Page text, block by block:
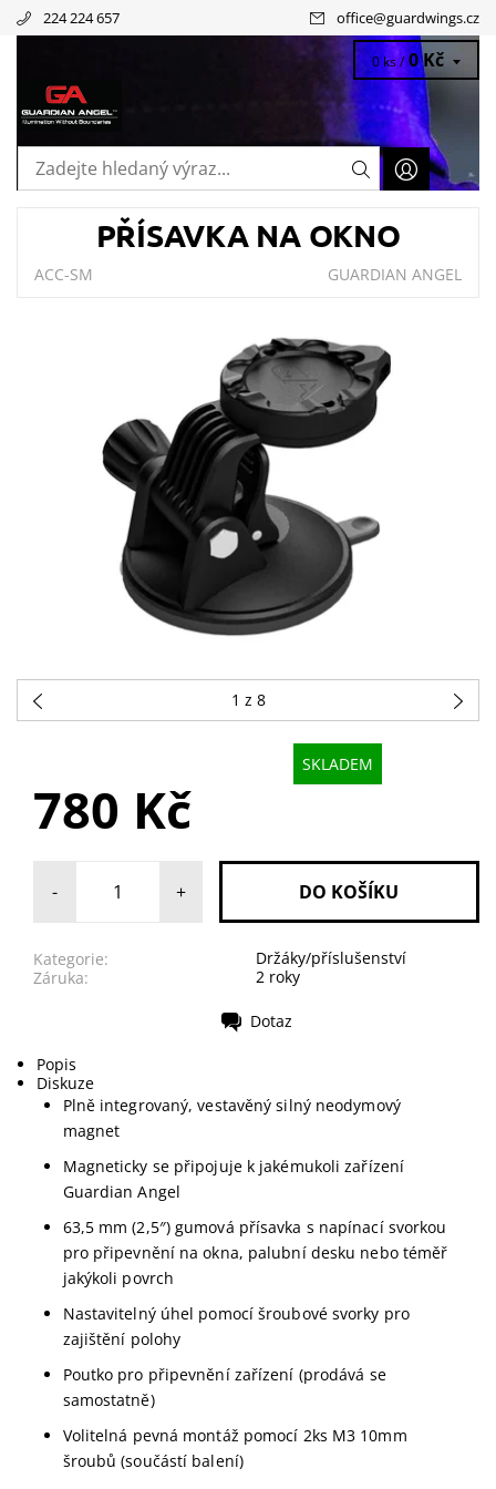
224 224 657 office@guardwings.cz
0 ks / 0 Kč
PŘÍSAVKA NA OKNO
ACC-SM GUARDIAN ANGEL
1 z 8
SKLADEM
780 Kč
- +
Kategorie:
Držáky/příslušenství
Záruka:
2 roky
Dotaz
Popis
Diskuze
Plně integrovaný, vestavěný silný neodymový
magnet
Magneticky se připojuje k jakémukoli zařízení
Guardian Angel
63,5 mm (2,5″) gumová přísavka s napínací svorkou
pro připevnění na okna, palubní desku nebo téměř
jakýkoli povrch
Nastavitelný úhel pomocí šroubové svorky pro
zajištění polohy
Poutko pro připevnění zařízení (prodává se
samostatně)
Volitelná pevná montáž pomocí 2ks M3 10mm
šroubů (součástí balení)